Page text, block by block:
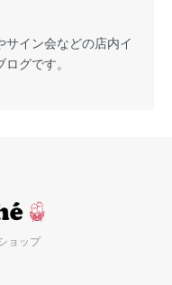
イン会などの店内イ
グです。
ョップ